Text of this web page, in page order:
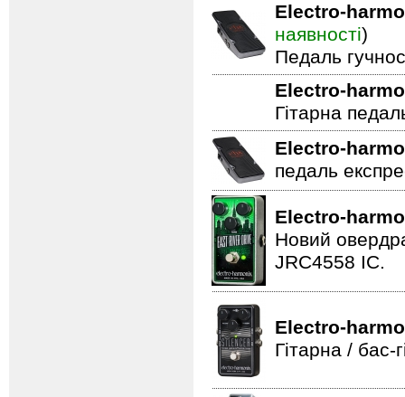
Electro-
наявності)
Педаль
Electro-
Гітарна
Electro-
педаль
Electro-
Новий
JRC4558 IC.
Electro-
Гітарна /